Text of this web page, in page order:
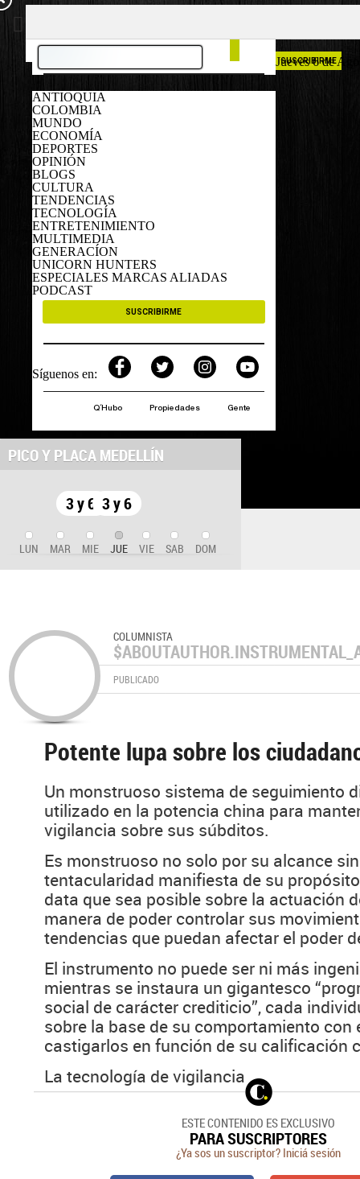
ANTIOQUIA
COLOMBIA
MUNDO
ECONOMÍA
DEPORTES
OPINIÓN
BLOGS
CULTURA
TENDENCIAS
TECNOLOGÍA
ENTRETENIMIENTO
MULTIMEDIA
GENERACÍON
UNICORN HUNTERS
ESPECIALES MARCAS ALIADAS
PODCAST
SUSCRIBIRME
Síguenos en:
Q´Hubo Propiedades Gente
Jueves 6 de
SUSCRIBIRME
PICO Y PLACA MEDELLÍN
3 y 6 3 y 6
LUN MAR MIE JUE VIE SAB DOM
COLUMNISTA
PUBLICADO
Potente lupa sobre los
Un monstruoso sistema de seguimiento
utilizado en la potencia china para
vigilancia sobre sus súbditos.
Es monstruoso no solo por su alcance
tentacularidad manifiesta de su
data que sea posible sobre la actuación
manera de poder controlar sus
tendencias que puedan afectar el poder
El instrumento no puede ser ni más
mientras se instaura un gigantesco
social de carácter crediticio”, cada
sobre la base de su comportamiento con
castigarlos en función de su calificación
La tecnología de vigilancia...
ESTE CONTENIDO ES EXCLUSIVO
PARA SUSCRIPTORES
¿Ya sos un suscriptor? Iniciá sesión